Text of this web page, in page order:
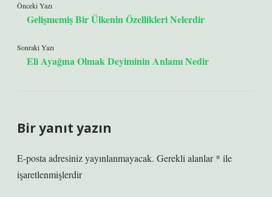
Önceki Yazı
Gelişmemiş Bir Ülkenin Özellikleri Nelerdir
Sonraki Yazı
Eli Ayağına Olmak Deyiminin Anlamı Nedir
Bir yanıt yazın
E-posta adresiniz yayınlanmayacak. Gerekli alanlar* ile
işaretlenmişlerdir